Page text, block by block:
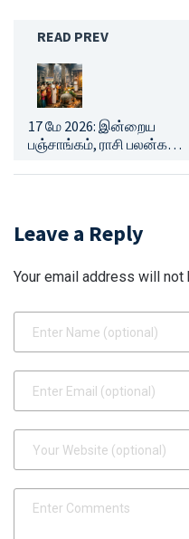
READ PREV
17 மே 2026: இன்றைய
பஞ்சாங்கம், ராசி பலன்கள்
Leave a Reply
Your email address will not